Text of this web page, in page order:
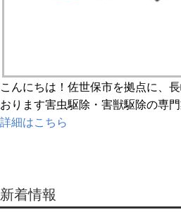
こんにちは！佐世保市を拠点に、
おります害虫駆除・害獣駆除の専門
詳細はこちら
新着情報